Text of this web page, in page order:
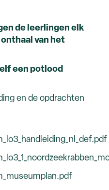
de leerlingen elk
van het
een potlood
en de opdrachten